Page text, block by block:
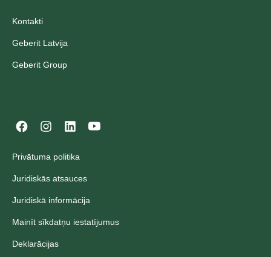
Kontakti
Geberit Latvija
Geberit Group
Privātuma politika
Juridiskās atsauces
Juridiskā informācija
Mainīt sīkdatņu iestatījumus
Deklarācijas